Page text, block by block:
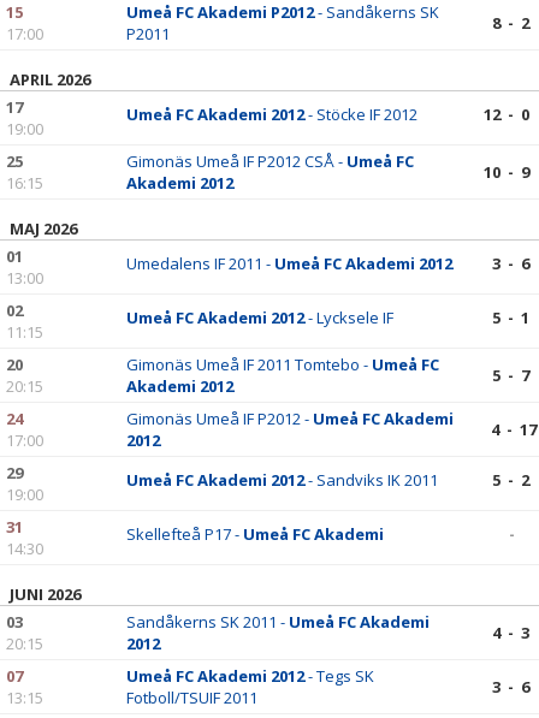
15
17:00
Umeå FC Akademi P2012- Sandåkerns SK
P2011
8 - 2
APRIL 2026
17
19:00
Umeå FC Akademi 2012- Stöcke IF 2012 12 - 0
25
16:15
Gimonäs Umeå IF P2012 CSÅ - Umeå FC
Akademi 2012
10 - 9
MAJ 2026
01
13:00
Umedalens IF 2011 - Umeå FC Akademi 2012 3 - 6
02
11:15
Umeå FC Akademi 2012- Lycksele IF 5 - 1
20
20:15
Gimonäs Umeå IF 2011 Tomtebo - Umeå FC
Akademi 2012
5 - 7
24
17:00
Gimonäs Umeå IF P2012 - Umeå FC Akademi
2012
4 - 17
29
19:00
Umeå FC Akademi 2012- Sandviks IK 2011 5 - 2
31
14:30
Skellefteå P17 - Umeå FC Akademi -
JUNI 2026
03
20:15
Sandåkerns SK 2011 - Umeå FC Akademi
2012
4 - 3
07
13:15
Umeå FC Akademi 2012- Tegs SK
Fotboll/TSUIF 2011
3 - 6